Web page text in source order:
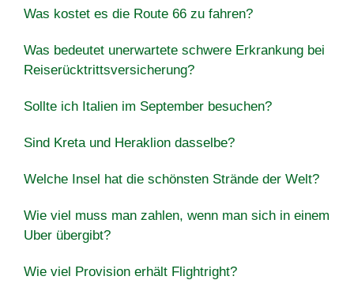
Was kostet es die Route 66 zu fahren?
Was bedeutet unerwartete schwere Erkrankung bei
Reiserücktrittsversicherung?
Sollte ich Italien im September besuchen?
Sind Kreta und Heraklion dasselbe?
Welche Insel hat die schönsten Strände der Welt?
Wie viel muss man zahlen, wenn man sich in einem
Uber übergibt?
Wie viel Provision erhält Flightright?